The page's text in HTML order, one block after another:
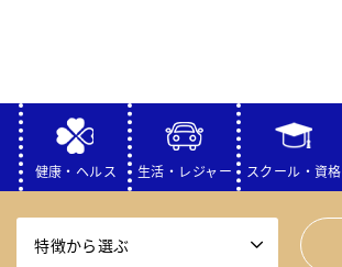
健康・ヘルス 生活・レジャー スクール・資格
特徴から選ぶ